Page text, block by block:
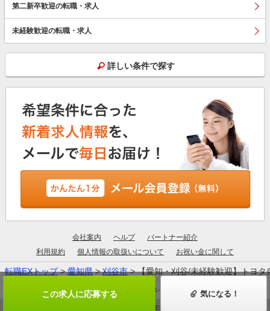
この求人に応募する 気になる！
第二新卒歓迎の転職・求人
未経験歓迎の転職・求人
詳しい条件で探す
会社案内 ヘルプ
パートナー紹介
利用規約
個人情報の取扱いについて お祝い金に関して
転職EXトップ>愛知県>刈谷市> 【愛知・刈谷/未経験歓迎】トヨ
厚生労働大臣許可：13-ユ-305190
© ZIGExN ALL RIGHTS RESERVED.